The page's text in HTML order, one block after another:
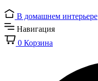
В домашнем интерьере
Навигация
0 Корзина